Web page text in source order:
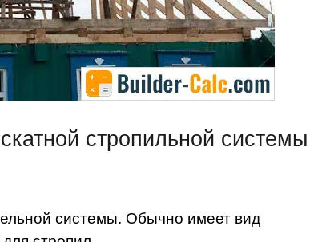
стропильной системы
системы. Обычно имеет вид